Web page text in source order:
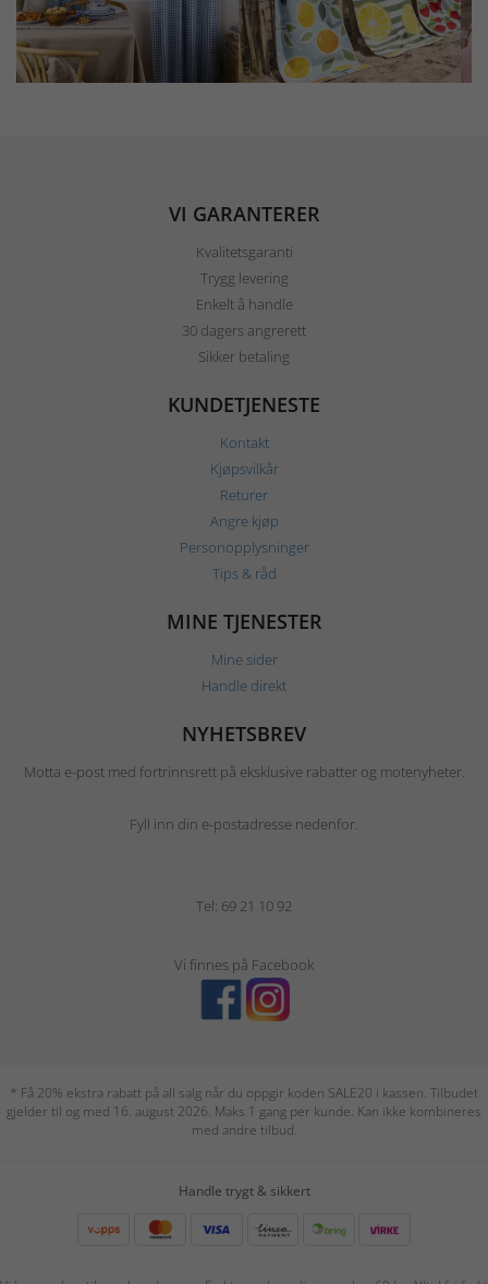
VI GARANTERER
Kvalitetsgaranti
Trygg levering
Enkelt å handle
30 dagers angrerett
Sikker betaling
KUNDETJENESTE
Kontakt
Kjøpsvilkår
Returer
Angre kjøp
Personopplysninger
Tips & råd
MINE TJENESTER
Mine sider
Handle direkt
NYHETSBREV
Motta e-post med fortrinnsrett på eksklusive rabatter og motenyheter.
Fyll inn din e-postadresse nedenfor.
Tel: 69 21 10 92
Vi finnes på Facebook
* Få 20% ekstra rabatt på all salg når du oppgir koden SALE20 i kassen. Tilbudet
gjelder til og med 16. august 2026. Maks 1 gang per kunde. Kan ikke kombineres
med andre tilbud.
Handle trygt & sikkert